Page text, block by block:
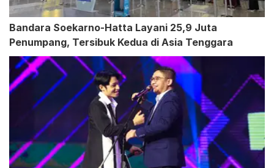
Bandara Soekarno-Hatta Layani 25,9 Juta
Penumpang, Tersibuk Kedua di Asia Tenggara